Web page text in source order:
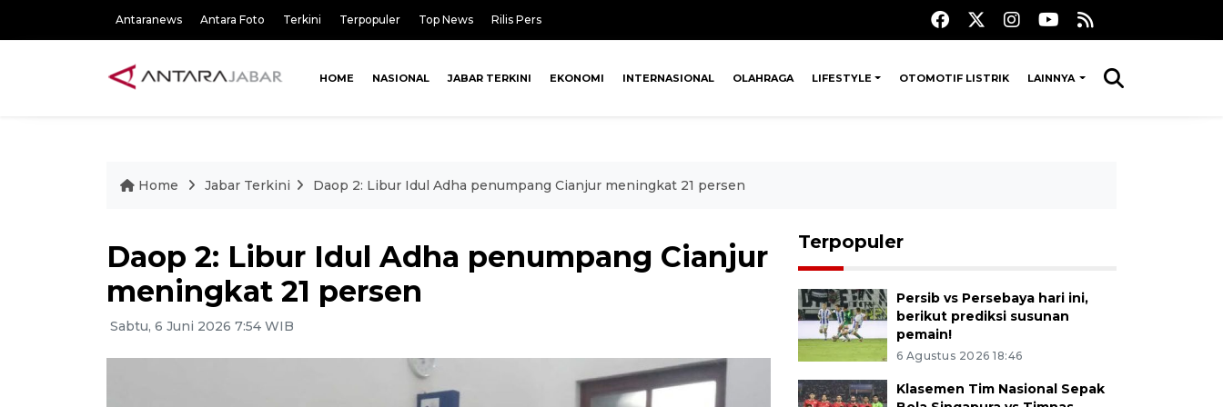
Antaranews Antara Foto Terkini Terpopuler Top News Rilis Pers
HOME NASIONAL JABAR TERKINI EKONOMI INTERNASIONAL OLAHRAGA LIFESTYLE OTOMOTIF LISTRIK LAINNYA
Home Jabar Terkini Daop 2: Libur Idul Adha penumpang Cianjur meningkat 21 persen
Daop 2: Libur Idul Adha penumpang Cianjur
meningkat 21 persen
Sabtu, 6 Juni 2026 7:54 WIB
Terpopuler
Persib vs Persebaya hari ini,
berikut prediksi susunan
pemain!
6 Agustus 2026 18:46
Klasemen Tim Nasional Sepak